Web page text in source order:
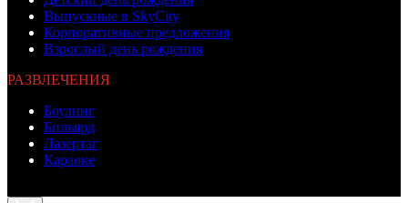
Выпускные в SkyCity
Корпоративные предложения
Взрослый день рождения
РАЗВЛЕЧЕНИЯ
Боулинг
Бильярд
Лазертаг
Караоке